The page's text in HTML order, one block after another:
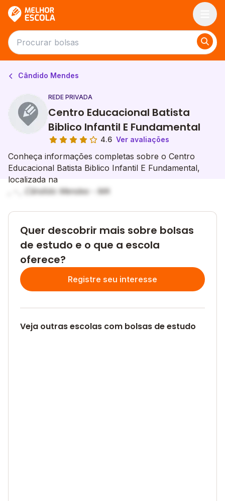
Cândido Mendes
REDE PRIVADA
Centro Educacional Batista
Biblico Infantil E Fundamental
4.6 Ver avaliações
Conheça informações completas sobre o Centro
Educacional Batista Biblico Infantil E Fundamental,
localizada na
, - , Cândido Mendes - MA
Quer descobrir mais sobre bolsas
de estudo e o que a escola
oferece?
Registre seu interesse
Veja outras escolas com bolsas de estudo